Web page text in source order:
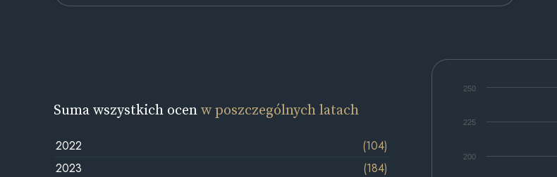
200
225
250
Suma wszystkich ocenw poszczególnych latach
2022
(104)
2023
(184)